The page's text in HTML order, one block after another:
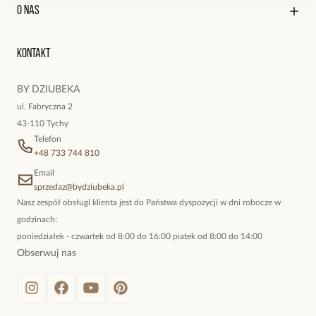
Reklamacje i zwroty
Edycja profilu
O nas
Oryginalne naszyjniki, topowe bransoletki, okazałe kolczyki,
Kontakt
BY DZIUBEKA
ul. Fabryczna 2
43-110 Tychy
Telefon
+48 733 744 810
Email
sprzedaz@bydziubeka.pl
Nasz zespół obsługi klienta jest do Państwa dyspozycji w dni robocze w
godzinach:
poniedziałek - czwartek od 8:00 do 16:00 piatek od 8:00 do 14:00
Obserwuj nas